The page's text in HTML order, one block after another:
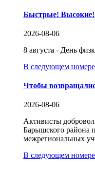
Быстрые!
2026-08-06
8 августа - День
В следующем номере
Чтобы
2026-08-06
Активисты
Барышского района
межрегиональных
В следующем номере